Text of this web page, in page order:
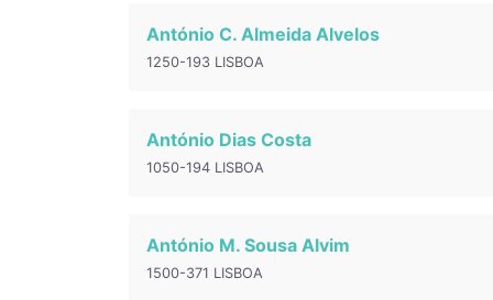
António C. Almeida Alvelos
1250-193 LISBOA
António Dias Costa
1050-194 LISBOA
António M. Sousa Alvim
1500-371 LISBOA